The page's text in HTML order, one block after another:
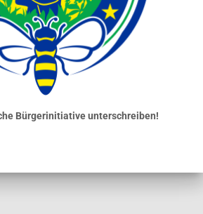
Bürgerinitiative unterschreiben!